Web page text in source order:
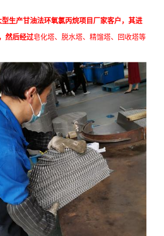
型生产甘油法环氧氯丙烷项目厂家客户，其进
，然后经过皂化塔、脱水塔、精馏塔、回收塔等